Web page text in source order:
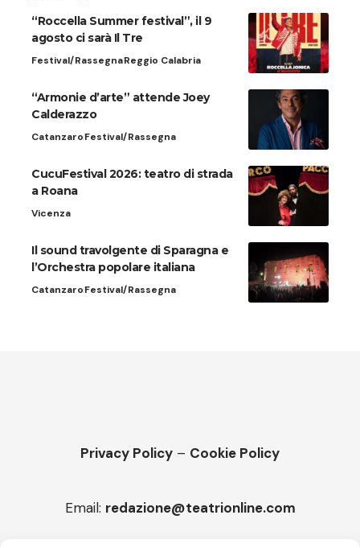
“Roccella Summer festival”, il 9
agosto ci sarà Il Tre
Festival/RassegnaReggio Calabria
“Armonie d’arte” attende Joey
Calderazzo
CatanzaroFestival/Rassegna
CucuFestival 2026: teatro di strada
a Roana
Vicenza
Il sound travolgente di Sparagna e
l’Orchestra popolare italiana
CatanzaroFestival/Rassegna
Privacy Policy – Cookie Policy
Email: redazione@teatrionline.com